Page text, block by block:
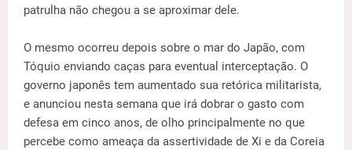
patrulha não chegou a se aproximar dele.
O mesmo ocorreu depois sobre o mar do Japão, com
Tóquio enviando caças para eventual interceptação. O
governo japonês tem aumentado sua retórica militarista,
e anunciou nesta semana que irá dobrar o gasto com
defesa em cinco anos, de olho principalmente no que
percebe como ameaça da assertividade de Xi e da Coreia